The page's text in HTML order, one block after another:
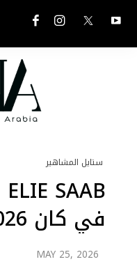
ستايل المشاهير
في كان 2026
MAY 25, 2026